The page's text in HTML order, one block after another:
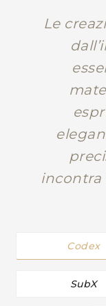
Le
incontra
Codex
SubX